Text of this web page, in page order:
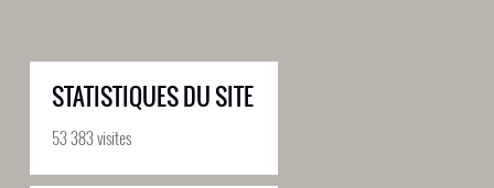
STATISTIQUES DU SITE
53 383 visites